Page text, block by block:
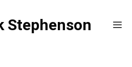
Stephenson